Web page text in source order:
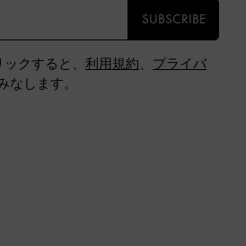
SUBSCRIBE
クすると、 利用規約、 プライバ
なします。